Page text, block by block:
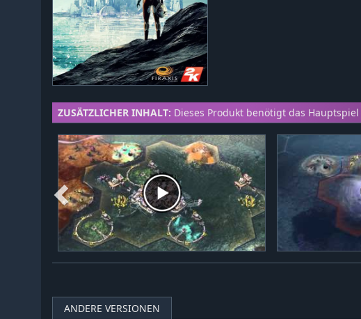
ZUSÄTZLICHER INHALT: Dieses Produkt benötigt das Hauptspiel
ANDERE VERSIONEN